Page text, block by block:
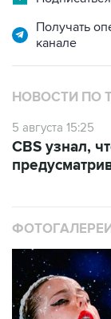
Получать
канале
НОВОСТИ ПО
5 августа 15:25
CBS узнал,